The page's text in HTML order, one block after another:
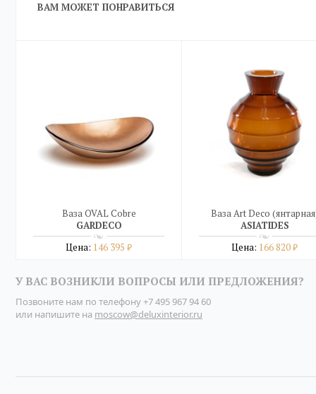
ВАМ МОЖЕТ ПОНРАВИТЬСЯ
Ваза OVAL Cobre
GARDECO
Цена: 146 395 ₽
Ваза Art Deco
ASIATIDES
Цена: 166 820₽
У ВАС ВОЗНИКЛИ ВОПРОСЫ ИЛИ ПРЕДЛОЖЕНИЯ?
Позвоните нам по телефону+7 495 967 94 60
или напишите на moscow@deluxinterior.ru